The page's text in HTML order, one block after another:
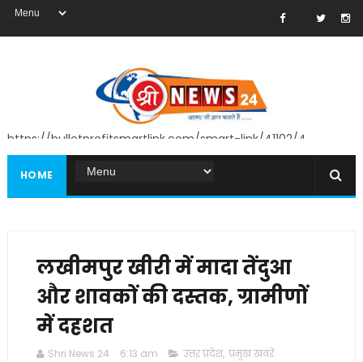
https://bulletprofitsmartlink.com/smart-link/41102/4
HOME
लखीमपुर खीरी में मादा तेंदुआ
और शावकों की दस्तक, ग्रामीणों
में दहशत
Shri News 24 6:13 am उत्तर प्रदेश, प्रमुख खबरें